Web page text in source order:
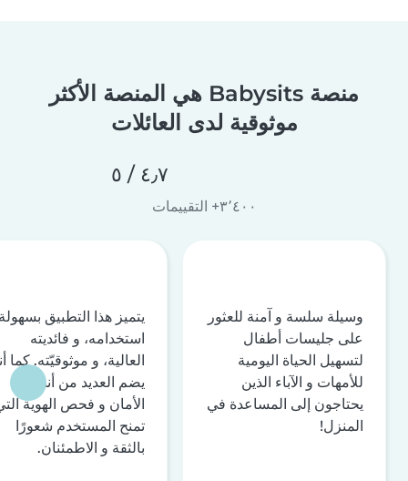
منصة Babysits هي المنصة الأكثر
موثوقية لدى العائلات
٤٫٧ / ٥
٣٬٤٠٠+ التقييمات
وسيلة سلسة و آمنة للعثور
على جليسات أطفال
لتسهيل الحياة اليومية
للأمهات و الآباء الذين
يحتاجون إلى المساعدة في
المنزل!
يتميز هذا التطبيق
استخدامه، و فائديته
العالية، و موثوقيّته. كما
يضم العديد من أنظمة
الأمان و فحص الهوية
تمنح المستخدم شعورًا
بالثقة و الاطمئنان.